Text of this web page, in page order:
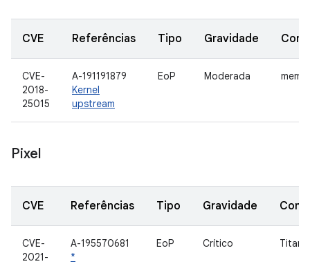
CVE Referências Tipo Gravidade
CVE-
2018-
25015
A-191191879
Kernel
upstream
EoP Moderada
Pixel
CVE Referências Tipo Gravidade
CVE-
2021-
A-195570681
*
EoP Crítico Titan-